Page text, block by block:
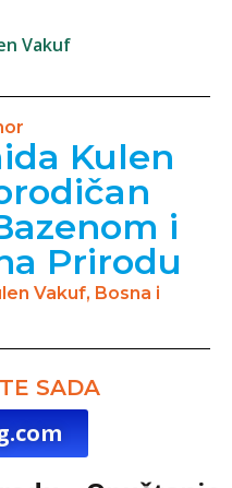
Vakuf
Kulen
i
Prirodu
Vakuf, Bosna i
SADA